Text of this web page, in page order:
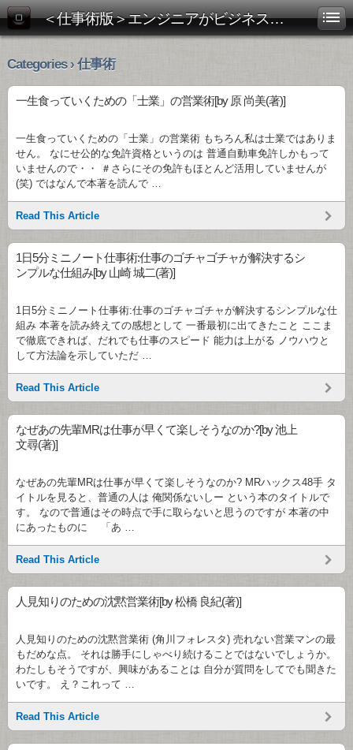
＜仕事術版＞エンジニアがビジネス書を斬る！
Categories › 仕事術
一生食っていくための「士業」の営業術[by 原 尚美(著)]
一生食っていくための「士業」の営業術 もちろん私は士業ではありま
せん。 なにせ公的な免許資格というのは 普通自動車免許しかもって
いませんので・・ ＃さらにその免許もほとんど活用していませんが
(笑) ではなんで本著を読んで …
Read This Article
1日5分ミニノート仕事術:仕事のゴチャゴチャが解決するシ
ンプルな仕組み[by 山崎 城二(著)]
1日5分ミニノート仕事術:仕事のゴチャゴチャが解決するシンプルな仕
組み 本著を読み終えての感想として 一番最初に出てきたこと ここま
で徹底できれば、だれでも仕事のスピード 能力は上がる ノウハウと
して方法論を示していただ …
Read This Article
なぜあの先輩MRは仕事が早くて楽しそうなのか?[by 池上
文尋(著)]
なぜあの先輩MRは仕事が早くて楽しそうなのか? MRハックス48手 タ
イトルを見ると、普通の人は 俺関係ないしー という本のタイトルで
す。 なので普通はその時点で手に取らないと思うのですが 本著の中
にあったものに 「あ …
Read This Article
人見知りのための沈黙営業術[by 松橋 良紀(著)]
人見知りのための沈黙営業術 (角川フォレスタ) 売れない営業マンの最
もだめな点。 それは勝手にしゃべり続けることではないでしょうか。
わたしもそうですが、興味があることは 自分が質問をしてでも聞きた
いです。 え？これって …
Read This Article